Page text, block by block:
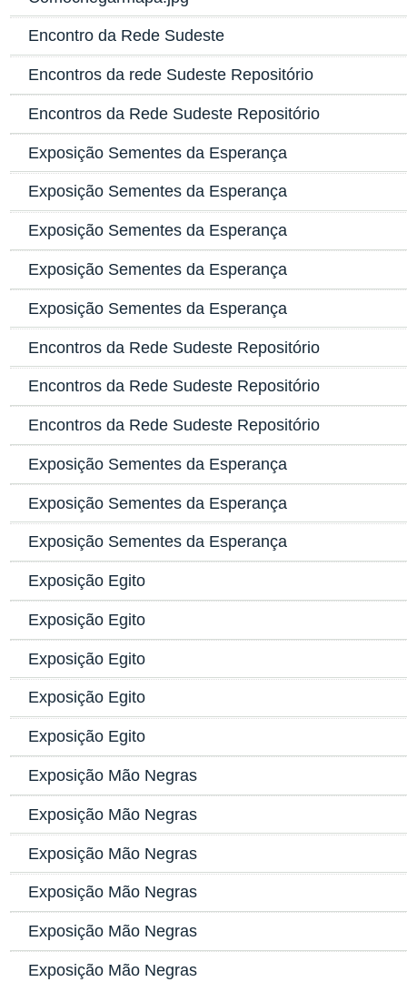
Encontro da Rede Sudeste
Encontros da rede Sudeste Repositório
Encontros da Rede Sudeste Repositório
Exposição Sementes da Esperança
Exposição Sementes da Esperança
Exposição Sementes da Esperança
Exposição Sementes da Esperança
Exposição Sementes da Esperança
Encontros da Rede Sudeste Repositório
Encontros da Rede Sudeste Repositório
Encontros da Rede Sudeste Repositório
Exposição Sementes da Esperança
Exposição Sementes da Esperança
Exposição Sementes da Esperança
Exposição Egito
Exposição Egito
Exposição Egito
Exposição Egito
Exposição Egito
Exposição Mão Negras
Exposição Mão Negras
Exposição Mão Negras
Exposição Mão Negras
Exposição Mão Negras
Exposição Mão Negras